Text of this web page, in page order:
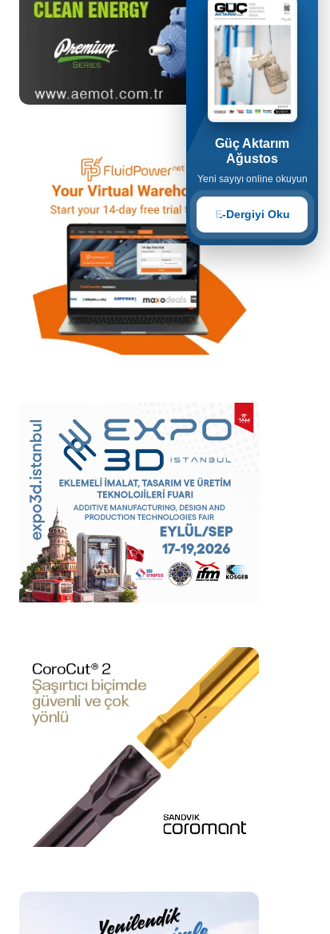
Güç Aktarım
Ağustos
Yeni sayıyı online okuyun
E-Dergiyi Oku